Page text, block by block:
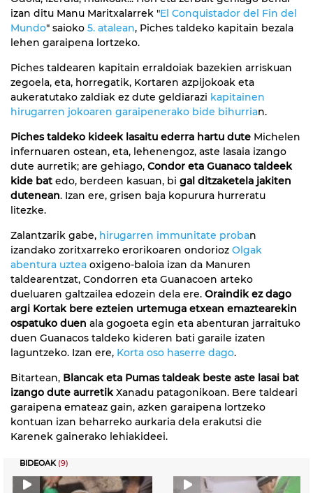
izan ditu Manu Maritxalarrek "El Conquistador del Fin del
Mundo" saioko 5. atalean, Piches taldeko kapitain bezala
lehen garaipena lortzeko.
Piches taldearen kapitain erraldoiak bazekien arriskuan
zegoela, eta, horregatik, Kortaren azpijokoak eta
aukeratutako zaldiak ez dute geldiarazi kapitainen
hirugarren jokoaren garaipenerako bide bihurrian.
Piches taldeko kideek lasaitu ederra hartu dute Michelen
infernuaren ostean, eta, lehenengoz, aste lasaia izango
dute aurretik; are gehiago, Condor eta Guanaco taldeek
kide bat edo, berdeen kasuan, bi gal ditzaketela jakiten
dutenean. Izan ere, grisen baja kopurura hurreratu
litezke.
Zalantzarik gabe, hirugarren immunitate proban
izandako zoritxarreko erorikoaren ondorioz Olgak
abentura uztea oxigeno-baloia izan da Manuren
taldearentzat, Condorren eta Guanacoen arteko
dueluaren galtzailea edozein dela ere. Oraindik ez dago
argi Kortak bere ezteien urtemuga etxean emaztearekin
ospatuko duen ala gogoeta egin eta abenturan jarraituko
duen Guanacos taldeko kideren bati garaile izaten
laguntzeko. Izan ere, Korta oso haserre dago.
Bitartean, Blancak eta Pumas taldeak beste aste lasai bat
izango dute aurretik Xanadu patagonikoan. Bere taldeari
garaipena emateaz gain, azken garaipena lortzeko
kontuan izan beharreko aurkaria dela erakutsi die
Karenek gainerako lehiakideei.
BIDEOAK (9)